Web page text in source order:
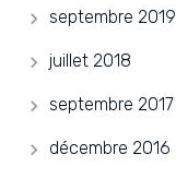
septembre 2019
juillet 2018
septembre 2017
décembre 2016